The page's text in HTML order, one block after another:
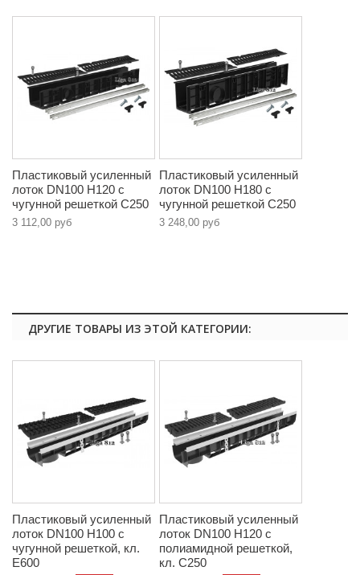
Пластиковый усиленный
лоток DN100 H120 с
чугунной решеткой C250
3 112,00 руб
Пластиковый усиленный
лоток DN100 H180 с
чугунной решеткой C250
3 248,00 руб
ДРУГИЕ ТОВАРЫ ИЗ ЭТОЙ КАТЕГОРИИ:
Пластиковый усиленный
лоток DN100 H100 с
чугунной решеткой, кл.
E600
Пластиковый усиленный
лоток DN100 H120 с
полиамидной решеткой,
кл. C250